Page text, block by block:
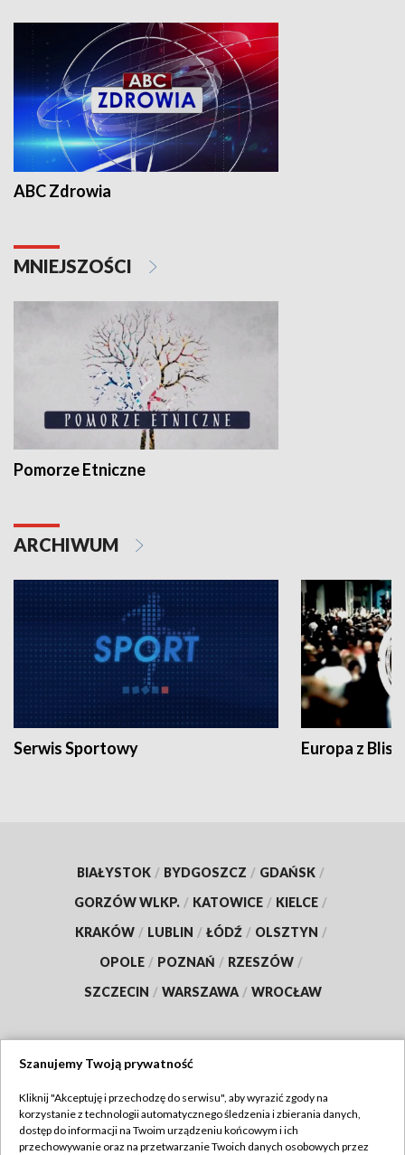
ABC Zdrowia
MNIEJSZOŚCI
Pomorze Etniczne
ARCHIWUM
Serwis Sportowy Europa z
BIAŁYSTOK / BYDGOSZCZ / GDAŃSK /
GORZÓW WLKP. / KATOWICE / KIELCE /
KRAKÓW / LUBLIN / ŁÓDŹ / OLSZTYN /
OPOLE / POZNAŃ / RZESZÓW /
SZCZECIN / WARSZAWA / WROCŁAW
TVP
Abonament TVP
Regulamin TVP
Szanujemy Twoją prywatność
Kliknij "Akceptuję i przechodzę do serwisu", aby wyrazić zgody na
korzystanie z technologii automatycznego śledzenia i zbierania danych,
dostęp do informacji na Twoim urządzeniu końcowym i ich
przechowywanie oraz na przetwarzanie Twoich danych osobowych przez